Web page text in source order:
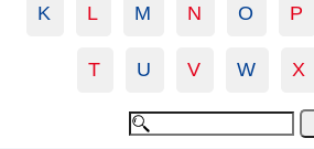
K L M N O P
T U V W X